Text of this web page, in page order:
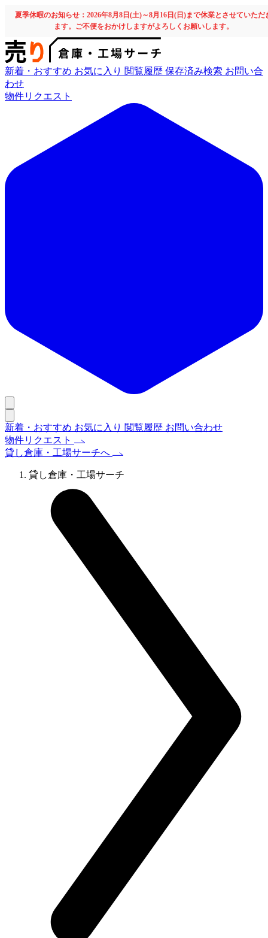
夏季休暇のお知らせ：2026年8月8日(土)～8月16日(日)まで休業とさせていただ
ます。ご不便をおかけしますがよろしくお願いします。
新着・おすすめ お気に入り 閲覧履歴 保存済み検索 お問い合
わせ
物件リクエスト
新着・おすすめ お気に入り 閲覧履歴 お問い合わせ
物件リクエスト
貸し倉庫・工場サーチへ
貸し倉庫・工場サーチ